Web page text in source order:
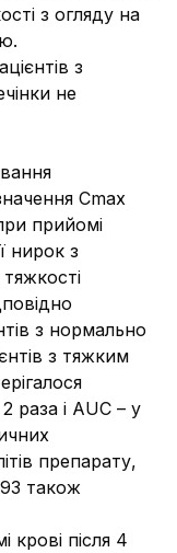
з огляду на
з
не
Сmax
прийомі
нирок з
з нормально
з тяжким
раза і AUC – у
препарату,
також
крові після 4